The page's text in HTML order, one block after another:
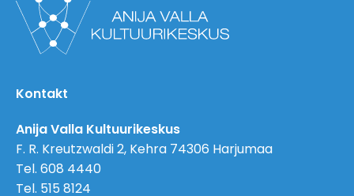
Kontakt
Anija Valla Kultuurikeskus
F. R. Kreutzwaldi 2, Kehra 74306 Harjumaa
Tel. 608 4440
Tel. 515 8124